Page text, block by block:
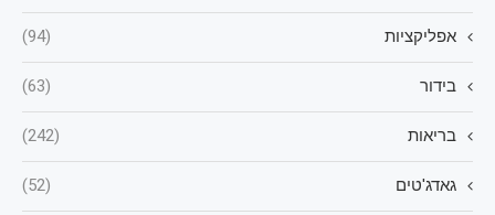
אפליקציות (94)
בידור (63)
בריאות (242)
גאדג'טים (52)